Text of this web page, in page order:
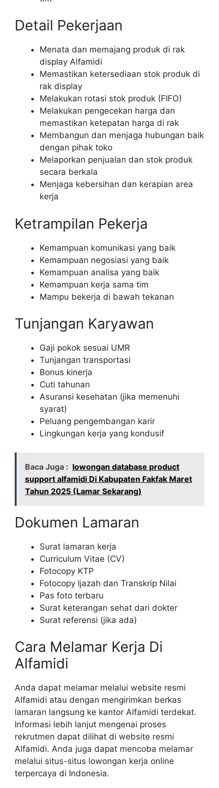
Detail Pekerjaan
Menata dan memajang produk di rak
display Alfamidi
Memastikan ketersediaan stok produk di
rak display
Melakukan rotasi stok produk (FIFO)
Melakukan pengecekan harga dan
memastikan ketepatan harga di rak
Membangun dan menjaga hubungan baik
dengan pihak toko
Melaporkan penjualan dan stok produk
secara berkala
Menjaga kebersihan dan kerapian area
kerja
Ketrampilan Pekerja
Kemampuan komunikasi yang baik
Kemampuan negosiasi yang baik
Kemampuan analisa yang baik
Kemampuan kerja sama tim
Mampu bekerja di bawah tekanan
Tunjangan Karyawan
Gaji pokok sesuai UMR
Tunjangan transportasi
Bonus kinerja
Cuti tahunan
Asuransi kesehatan (jika memenuhi
syarat)
Peluang pengembangan karir
Lingkungan kerja yang kondusif
Baca Juga : lowongan database product
support alfamidi Di Kabupaten Fakfak Maret
Tahun 2025 (Lamar Sekarang)
Dokumen Lamaran
Surat lamaran kerja
Curriculum Vitae (CV)
Fotocopy KTP
Fotocopy Ijazah dan Transkrip Nilai
Pas foto terbaru
Surat keterangan sehat dari dokter
Surat referensi (jika ada)
Cara Melamar Kerja Di
Alfamidi
Anda dapat melamar melalui website resmi
Alfamidi atau dengan mengirimkan berkas
lamaran langsung ke kantor Alfamidi terdekat.
Informasi lebih lanjut mengenai proses
rekrutmen dapat dilihat di website resmi
Alfamidi. Anda juga dapat mencoba melamar
melalui situs-situs lowongan kerja online
terpercaya di Indonesia.